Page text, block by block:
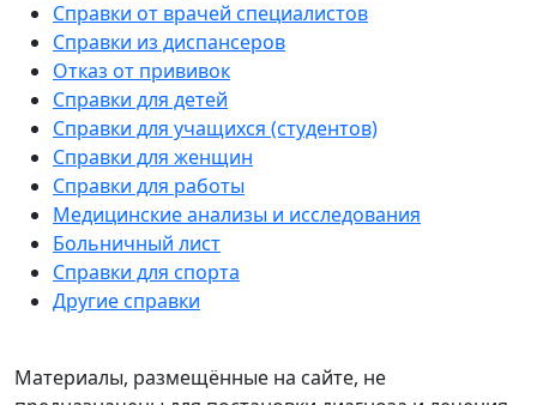
Справки от врачей специалистов
Справки из диспансеров
Отказ от прививок
Справки для детей
Справки для учащихся (студентов)
Справки для женщин
Справки для работы
Медицинские анализы и исследования
Больничный лист
Справки для спорта
Другие справки
Материалы, размещённые на сайте, не